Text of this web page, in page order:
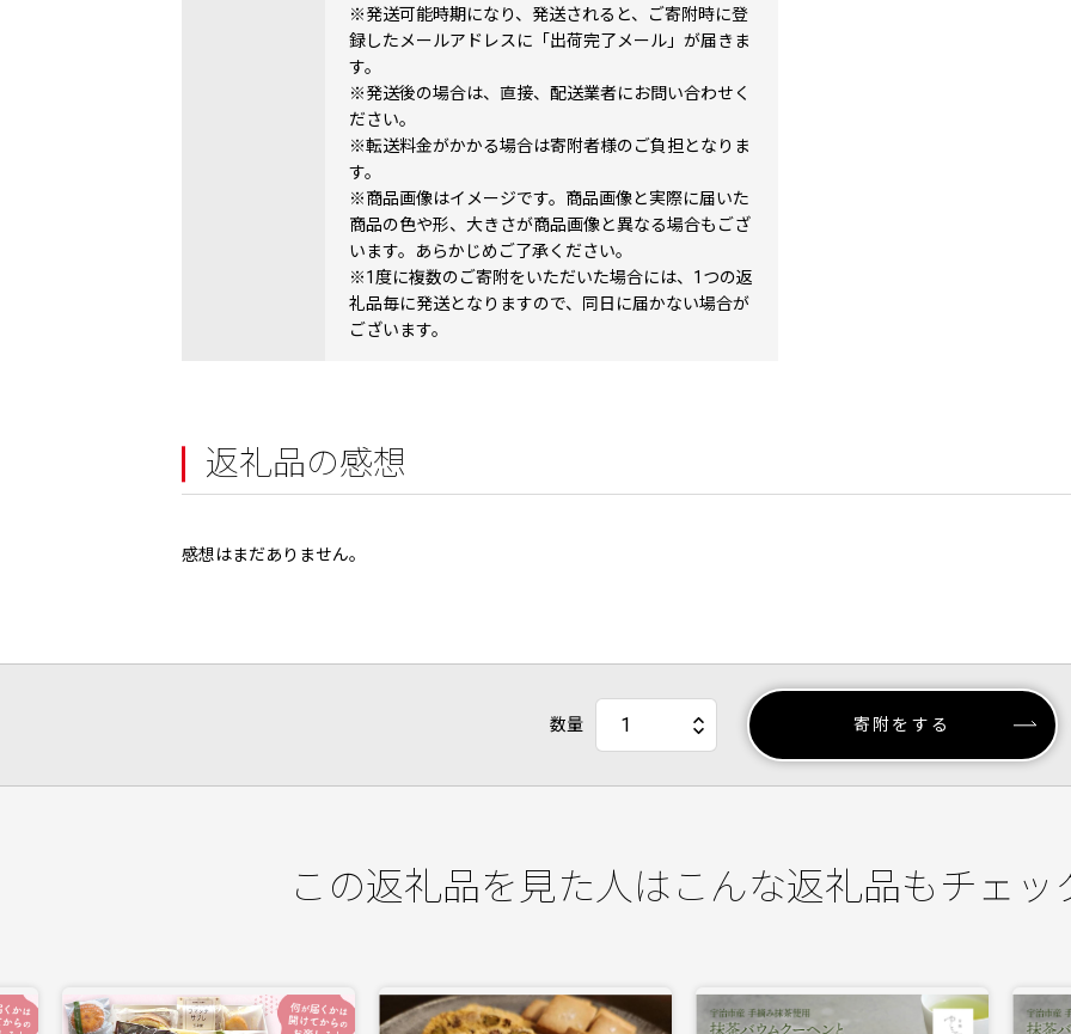
※発送可能時期になり、発送されると、ご寄附時に登
録したメールアドレスに「出荷完了メール」が届きま
す。
※発送後の場合は、直接、配送業者にお問い合わせく
ださい。
※転送料金がかかる場合は寄附者様のご負担となりま
す。
※商品画像はイメージです。商品画像と実際に届いた
商品の色や形、大きさが商品画像と異なる場合もござ
います。あらかじめご了承ください。
※1度に複数のご寄附をいただいた場合には、1つの返
礼品毎に発送となりますので、同日に届かない場合が
ございます。
返礼品の感想
感想はまだありません。
数量 寄附をする
この返礼品を見た人はこんな返礼品もチェッ